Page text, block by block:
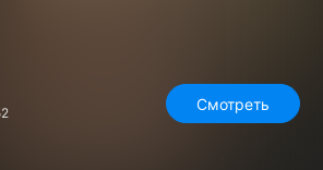
Смотреть